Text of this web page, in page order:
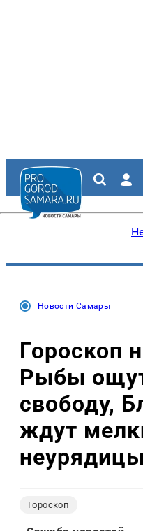
Новости Самары
Гороскоп
Рыбы
свободу,
ждут
неурядицы
Гороскоп